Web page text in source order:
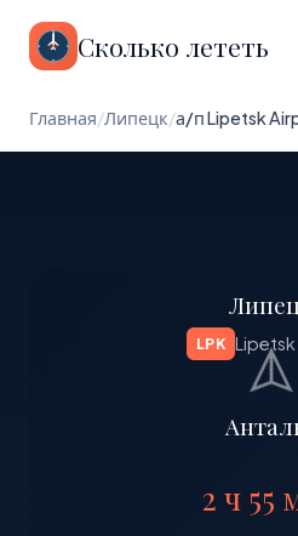
Сколько лететь
Главная/Липецк/а/п Lipetsk
LPK
2 ч 55